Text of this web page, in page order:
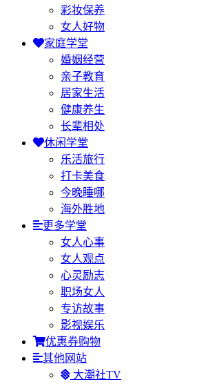
彩妆保养
女人好物
家庭学堂
婚姻经营
亲子教育
居家生活
健康养生
长辈相处
休闲学堂
乐活旅行
打卡美食
今晚睡哪
海外胜地
更多学堂
女人心事
女人观点
心灵励志
职场女人
专访故事
影视娱乐
优惠券购物
其他网站
大潮社TV